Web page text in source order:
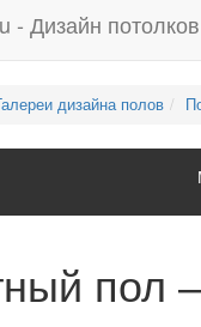
дизайна полов
пол